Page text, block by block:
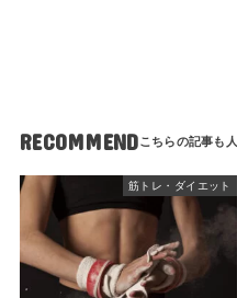
RECOMMEND
筋トレ・ダイエット